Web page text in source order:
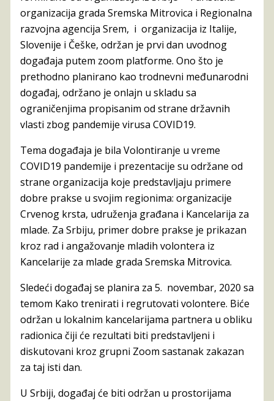
organizacija grada Sremska Mitrovica i Regionalna
razvojna agencija Srem, i organizacija iz Italije,
Slovenije i Češke, održan je prvi dan uvodnog
događaja putem zoom platforme. Ono što je
prethodno planirano kao trodnevni međunarodni
događaj, održano je onlajn u skladu sa
ograničenjima propisanim od strane državnih
vlasti zbog pandemije virusa COVID19.
Tema događaja je bila Volontiranje u vreme
COVID19 pandemije i prezentacije su održane od
strane organizacija koje predstavljaju primere
dobre prakse u svojim regionima: organizacije
Crvenog krsta, udruženja građana i Kancelarija za
mlade. Za Srbiju, primer dobre prakse je prikazan
kroz rad i angažovanje mladih volontera iz
Kancelarije za mlade grada Sremska Mitrovica.
Sledeći događaj se planira za 5. novembar, 2020 sa
temom Kako trenirati i regrutovati volontere. Biće
održan u lokalnim kancelarijama partnera u obliku
radionica čiji će rezultati biti predstavljeni i
diskutovani kroz grupni Zoom sastanak zakazan
za taj isti dan.
U Srbiji, događaj će biti održan u prostorijama